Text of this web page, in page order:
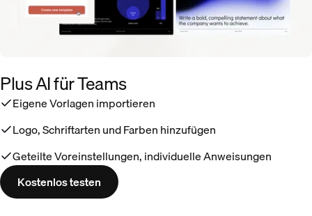
Plus AI für Teams
Eigene Vorlagen importieren
Logo, Schriftarten und Farben hinzufügen
Geteilte Voreinstellungen, individuelle Anweisungen
Kostenlos testen